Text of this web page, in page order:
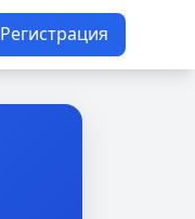
Регистрация